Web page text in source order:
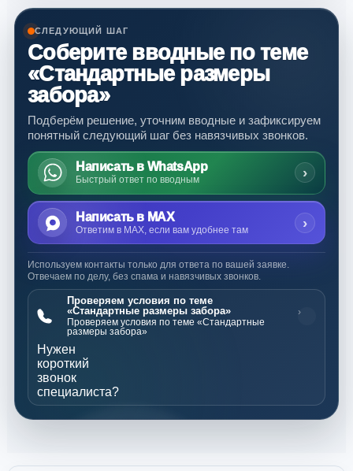
СЛЕДУЮЩИЙ ШАГ
Соберите вводные по теме
«Стандартные размеры
забора»
Подберём решение, уточним вводные и зафиксируем
понятный следующий шаг без навязчивых звонков.
Написать в WhatsApp
Быстрый ответ по вводным ›
Написать в MAX
Ответим в MAX, если вам удобнее там ›
Используем контакты только для ответа по вашей заявке.
Отвечаем по делу, без спама и навязчивых звонков.
Проверяем условия по теме
«Стандартные размеры забора»
Проверяем условия по теме «Стандартные
размеры забора»
›
Нужен
короткий
звонок
специалиста?